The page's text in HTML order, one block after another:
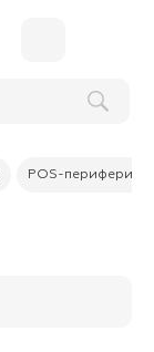
POS-периферия